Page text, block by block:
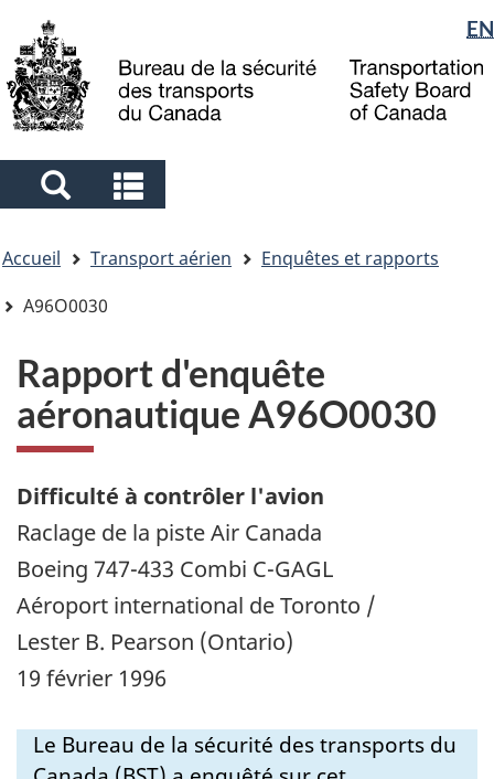
to
main
to
"About
government"
à
la
Sélection
de
la
langue
EN
Search
and
menus
and
menus
êtes
ici
Accueil Transport aérien
Enquêtes et rapports
A96O0030
Rapport d'enquête
aéronautique A96O0030
Difficulté à contrôler l'avion
Raclage de la piste Air Canada
Boeing 747-433 Combi C-GAGL
Aéroport international de Toronto /
Lester B. Pearson (Ontario)
19 février 1996
Le Bureau de la sécurité des transports du